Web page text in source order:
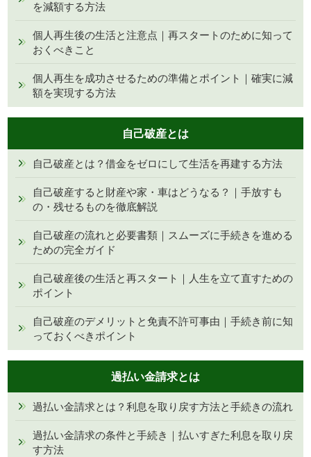
を減額する方法
個人再生後の生活と注意点｜再スタートのために知って
おくべきこと
個人再生を成功させるための準備とポイント｜確実に減
額を実現する方法
自己破産とは
自己破産とは？借金をゼロにして生活を再建する方法
自己破産すると財産や家・車はどうなる？｜手放すも
の・残せるものを徹底解説
自己破産の流れと必要書類｜スムーズに手続きを進める
ための完全ガイド
自己破産後の生活と再スタート｜人生を立て直すための
ポイント
自己破産のデメリットと免責不許可事由｜手続き前に知
っておくべきポイント
過払い金請求とは
過払い金請求とは？利息を取り戻す方法と手続きの流れ
過払い金請求の条件と手続き｜払いすぎた利息を取り戻
す方法